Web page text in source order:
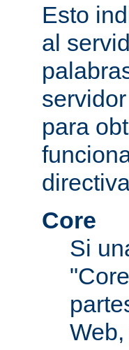
Esto
al
para
Core
Si